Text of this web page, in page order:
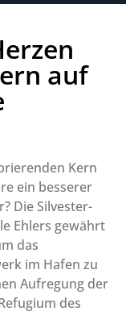
auf
Kern
ein besserer
Die Silvester-
Ehlers gewährt
das
im Hafen zu
Aufregung der
des